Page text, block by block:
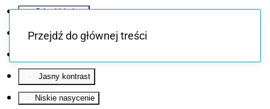
Odwróć kolory
Monochromatyczny
Jasny kontrast
Niskie nasycenie
Przejdź do głównej treści